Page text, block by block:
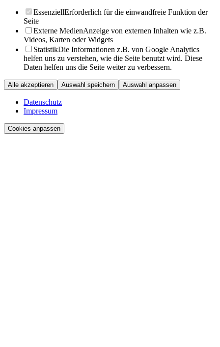
EssenziellErforderlich für die einwandfreie Funktion der
Seite
Externe MedienAnzeige von externen Inhalten wie z.B.
Videos, Karten oder Widgets
StatistikDie Informationen z.B. von Google Analytics
helfen uns zu verstehen, wie die Seite benutzt wird. Diese
Daten helfen uns die Seite weiter zu verbessern.
Alle akzeptieren Auswahl speichern Auswahl anpassen
Datenschutz
Impressum
Cookies anpassen